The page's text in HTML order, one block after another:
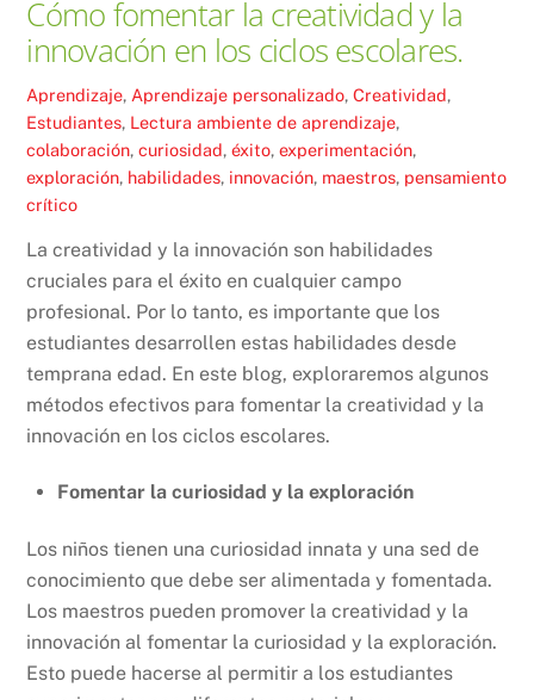
Cómo fomentar la creatividad y la
innovación en los ciclos escolares.
Aprendizaje, Aprendizaje personalizado,Creatividad,
Estudiantes, Lectura ambiente de aprendizaje,
colaboración,curiosidad,éxito,experimentación,
exploración, habilidades, innovación, maestros, pensamiento
crítico
La creatividad y la innovación son habilidades
cruciales para el éxito en cualquier campo
profesional. Por lo tanto, es importante que los
estudiantes desarrollen estas habilidades desde
temprana edad. En este blog, exploraremos algunos
métodos efectivos para fomentar la creatividad y la
innovación en los ciclos escolares.
Fomentar la curiosidad y la exploración
Los niños tienen una curiosidad innata y una sed de
conocimiento que debe ser alimentada y fomentada.
Los maestros pueden promover la creatividad y la
innovación al fomentar la curiosidad y la exploración.
Esto puede hacerse al permitir a los estudiantes